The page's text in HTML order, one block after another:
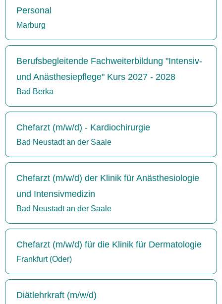
Personal
Marburg
Berufsbegleitende Fachweiterbildung "Intensiv-
und Anästhesiepflege" Kurs 2027 - 2028
Bad Berka
Chefarzt (m/w/d) - Kardiochirurgie
Bad Neustadt an der Saale
Chefarzt (m/w/d) der Klinik für Anästhesiologie
und Intensivmedizin
Bad Neustadt an der Saale
Chefarzt (m/w/d) für die Klinik für Dermatologie
Frankfurt (Oder)
Diätlehrkraft (m/w/d)